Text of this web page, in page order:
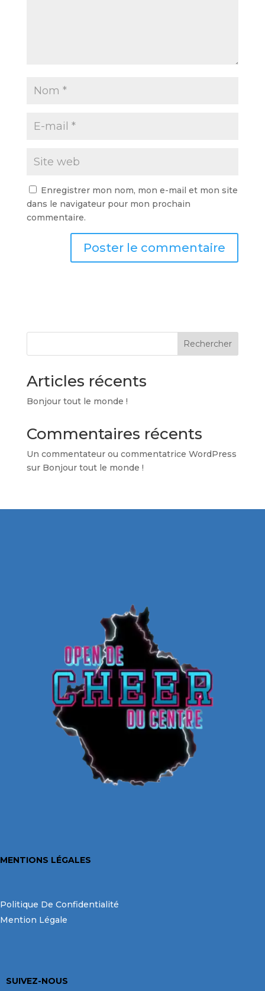
Enregistrer mon nom, mon e-mail et mon site
dans le navigateur pour mon prochain
commentaire.
Rechercher
Articles récents
Bonjour tout le monde !
Commentaires récents
Un commentateur ou commentatrice WordPress
sur Bonjour tout le monde !
MENTIONS LÉGALES
Politique De Confidentialité
Mention Légale
SUIVEZ-NOUS